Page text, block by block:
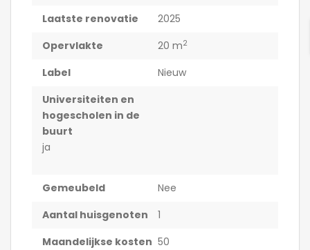
Laatste renovatie
2025
Opervlakte
20 m2
Label
Nieuw
Universiteiten en
hogescholen in de
buurt
ja
Gemeubeld
Nee
Aantal huisgenoten
1
Maandelijkse kosten 50